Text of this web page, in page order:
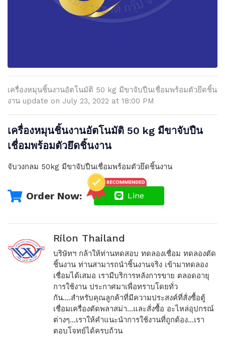
เครื่องหมุนชิ้นงานอัตโนมัติ 50 kg มีขาจับปืนเชื่อมพร้อมตัวยึดชิ้น
งาน update on July 23, 2022 at 18:00 PM
เครื่องหมุนชิ้นงานอัตโนมัติ 50 kg มีขาจับปืน
เชื่อมพร้อมตัวยึดชิ้นงาน
จับวงกลม 50kg มีขาจับปืนเชื่อมพร้อมตัวยึดชิ้นงาน
Order Now: Line
Rilon Thailand
บริษัทฯ กล้าให้ท่านทดสอบ ทดลองเชื่อม ทดลองตัด
ชิ้นงาน ท่านสามารถนำชิ้นงานจริง เข้ามาทดลอง
เชื่อมได้เสมอ เรามีบริการหลังการขาย ตลอดอายุ
การใช้งาน ประกาศมาเพื่อทราบโดยทั่ว
กัน....สำหรับคุณลูกค้าที่มีความประสงค์ที่สั่งซื้อตู้
เชื่อมเครื่องตัดพลาสม่า...และสั่งซื้อ อะไหล่อุปกรณ์
ต่างๆ...เราให้คำแนะนำการใช้งานที่ถูกต้อง...เรา
ตอบโจทย์ได้ครบถ้วน